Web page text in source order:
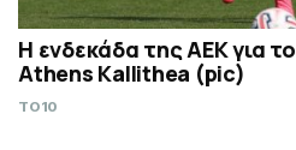
Η ενδεκάδα της ΑΕΚ για
Athens Kallithea (pic)
TO10